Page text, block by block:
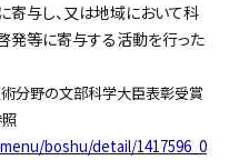
与し、又は地域において科
発等に寄与する活動を行った
分野の文部科学大臣表彰受賞
boshu/detail/1417596_0